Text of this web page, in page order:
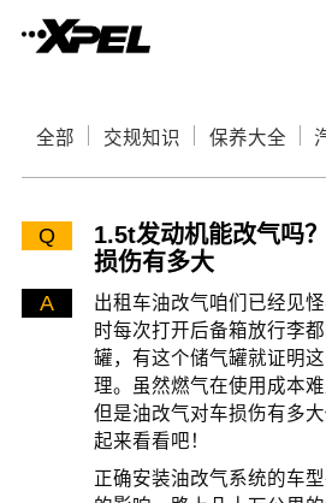
全部 交规知识 保养大全
Q
1.5t发动机能改气吗
损伤有多大
A
出租车油改气咱们已经见
时每次打开后备箱放行李
罐，有这个储气罐就证明
理。虽然燃气在使用成本
但是油改气对车损伤有多
起来看看吧！
正确安装油改气系统的车